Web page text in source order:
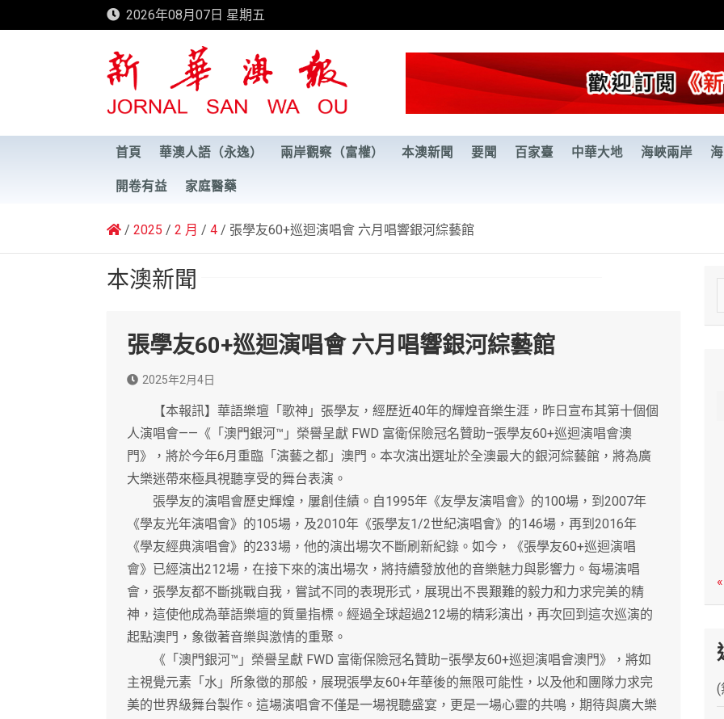
to
2026年08月07日 星期五
新華澳報
首頁 華澳人語（永逸） 兩岸觀察（富權） 本澳新聞 要聞 百家臺 中華大地 海峽兩岸
開卷有益 家庭醫藥
2025 2 月 4 張學友60+巡迴演唱會 六月唱響銀河綜藝館
本澳新聞
張學友60+巡迴演唱會 六月唱響銀河綜藝館
2025年2月4日
【本報訊】華語樂壇「歌神」張學友，經歷近40年的輝煌音樂生涯，昨日宣布其第十個個
人演唱會——《「澳門銀河™」榮譽呈獻 FWD 富衛保險冠名贊助–張學友60+巡迴演唱會澳
門》，將於今年6月重臨「演藝之都」澳門。本次演出選址於全澳最大的銀河綜藝館，將為廣
大樂迷帶來極具視聽享受的舞台表演。
張學友的演唱會歷史輝煌，屢創佳績。自1995年《友學友演唱會》的100場，到2007年
《學友光年演唱會》的105場，及2010年《張學友1/2世紀演唱會》的146場，再到2016年
《學友經典演唱會》的233場，他的演出場次不斷刷新紀錄。如今，《張學友60+巡迴演唱
會》已經演出212場，在接下來的演出場次，將持續發放他的音樂魅力與影響力。每場演唱
會，張學友都不斷挑戰自我，嘗試不同的表現形式，展現出不畏艱難的毅力和力求完美的精
神，這使他成為華語樂壇的質量指標。經過全球超過212場的精彩演出，再次回到這次巡演的
起點澳門，象徵著音樂與激情的重聚。
《「澳門銀河™」榮譽呈獻 FWD 富衛保險冠名贊助–張學友60+巡迴演唱會澳門》，將如
主視覺元素「水」所象徵的那般，展現張學友60+年華後的無限可能性，以及他和團隊力求完
美的世界級舞台製作。這場演唱會不僅是一場視聽盛宴，更是一場心靈的共鳴，期待與廣大樂
e
(